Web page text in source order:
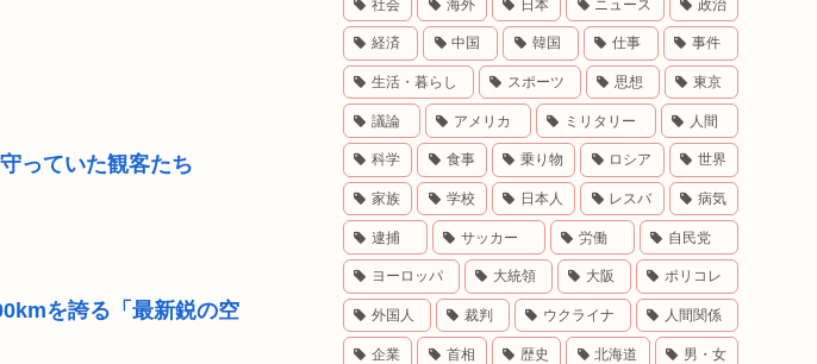
っていた観客たち
を誇る「最新鋭の空
社会 海外 日本 ニュース 政治
経済 中国 韓国 仕事 事件
生活・暮らし スポーツ 思想 東京
議論 アメリカ ミリタリー 人間
科学 食事 乗り物 ロシア 世界
家族 学校 日本人 レスバ 病気
逮捕 サッカー 労働 自民党
ヨーロッパ 大統領 大阪 ポリコレ
外国人 裁判 ウクライナ 人間関係
企業 首相 歴史 北海道 男・女